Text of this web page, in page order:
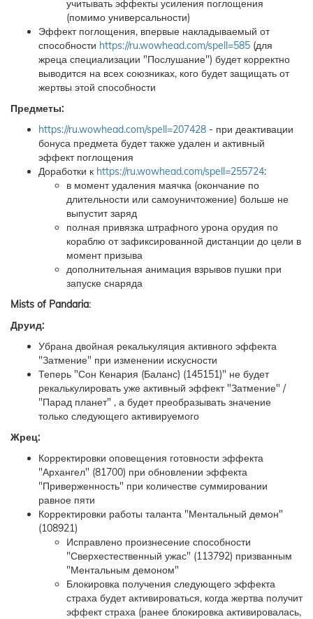
учитывать эффекты усиления поглощения
(помимо универсальности)
Эффект поглощения, впервые накладываемый от
способности https://ru.wowhead.com/spell=585 (для
жреца специализации "Послушание") будет корректно
выводится на всех союзниках, кого будет защищать от
жертвы этой способности
Предметы:
https://ru.wowhead.com/spell=207428 - при деактивации
бонуса предмета будет также удален и активный
эффект поглощения
Доработки к https://ru.wowhead.com/spell=255724:
в момент удаления маячка (окончание по
длительности или самоуничтожение) больше не
выпустит заряд
полная привязка штрафного урона орудия по
кораблю от зафиксированной дистанции до цели в
момент призыва
дополнительная анимация взрывов пушки при
запуске снаряда
Mists of Pandaria:
Друид:
Убрана двойная рекалькуляция активного эффекта
"Затмение" при изменении искусности
Теперь "Сон Кенария (Баланс) (145151)" не будет
рекалькулировать уже активный эффект "Затмение" /
"Парад планет" , а будет преобразывать значение
только следующего активируемого
Жрец:
Корректировки оповещения готовности эффекта
"Архангел" (81700) при обновлении эффекта
"Приверженность" при количестве суммировании
равное пяти
Корректировки работы таланта "Ментальный демон"
(108921)
Исправлено произнесение способности
"Сверхестественный ужас" (113792) призванным
"Ментальным демоном"
Блокировка получения следующего эффекта
страха будет активироваться, когда жертва получит
эффект страха (ранее блокировка активировалась,